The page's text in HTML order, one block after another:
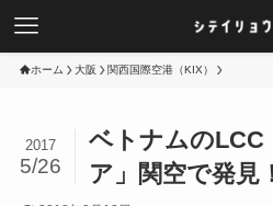
ホーム 大阪 関西国際空港（KIX）
ベトナムのLCC
ア」関空で発見！
2017
5/26